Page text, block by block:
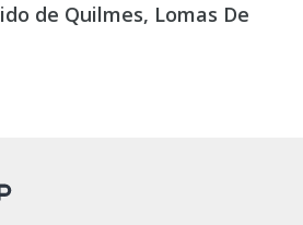
de Quilmes, Lomas De